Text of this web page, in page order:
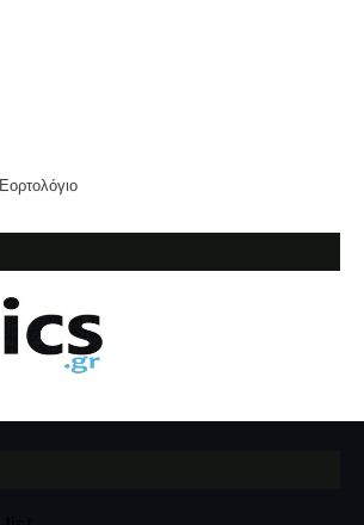
Εορτολόγιο